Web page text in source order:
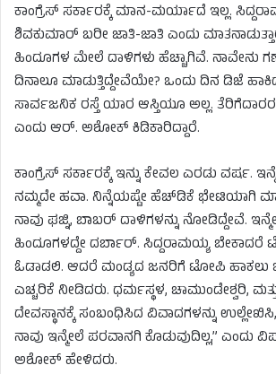
ಕಾಂಗ್ರೆಸ್ ಸರ್ಕಾರಕ್ಕೆ ಮಾನ-ಮರ್ಯಾದೆ ಇಲ್ಲ.
ಶಿವಕುಮಾರ್ ಬರೀ ಜಾತಿ-ಜಾತಿ ಎಂದು
ಹಿಂದೂಗಳ ಮೇಲೆ ದಾಳಿಗಳು ಹೆಚ್ಚಾಗಿವೆ. ನಾವೇನು
ದಿನಾಲೂ ಮಾಡುತ್ತಿದ್ದೇವೆಯೇ? ಒಂದು ದಿನ ಡಿಜೆ
ಸಾರ್ವಜನಿಕ ರಸ್ತೆ ಯಾರ ಆಸ್ತಿಯೂ ಅಲ್ಲ.
ಎಂದು ಆರ್. ಅಶೋಕ್‌ ಕಿಡಿಕಾರಿದ್ದಾರೆ.
ಕಾಂಗ್ರೆಸ್ ಸರ್ಕಾರಕ್ಕೆ ಇನ್ನು ಕೇವಲ ಎರಡು ವರ್ಷ.
ನಮ್ಮದೇ ಹವಾ. ನಿನ್ನೆಯಷ್ಟೇ ಹೆಚ್‌ಡಿಕೆ ಭೇಟಿಯಾಗಿ
ನಾವು ಘಜ್ನಿ, ಬಾಬರ್ ದಾಳಿಗಳನ್ನು ನೋಡಿದ್ದೇವೆ.
ಹಿಂದೂಗಳದ್ದೇ ದರ್ಬಾರ್. ಸಿದ್ದರಾಮಯ್ಯ ಬೇಕಾದರೆ
ಓಡಾಡಲಿ. ಆದರೆ ಮಂಡ್ಯದ ಜನರಿಗೆ ಟೋಪಿ ಹಾಕಲು
ಎಚ್ಚರಿಕೆ ನೀಡಿದರು. ಧರ್ಮಸ್ಥಳ, ಚಾಮುಂಡೇಶ್ವರಿ,
ದೇವಸ್ಥಾನಕ್ಕೆ ಸಂಬಂಧಿಸಿದ ವಿವಾದಗಳನ್ನು
ನಾವು ಇನ್ಮೇಲೆ ಪರವಾನಗಿ ಕೊಡುವುದಿಲ್ಲ,” ಎಂದು
ಅಶೋಕ್ ಹೇಳಿದರು.